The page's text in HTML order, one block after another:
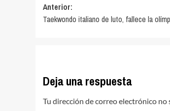
Navegación
de
Anterior:
Taekwondo italiano de luto, fallece la
Deja una respuesta
Tu dirección de correo electrónico no